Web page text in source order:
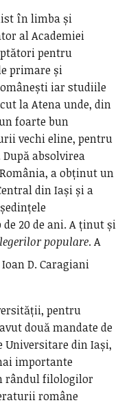
în limba și
al Academiei
pentru
primare și
iar studiile
la Atena unde, din
foarte bun
vechi eline, pentru
După absolvirea
a obținut un
din Iași și a
20 de ani. A ținut și
populare.A
pentru
două mandate de
Universitare din Iași,
importante
rândul filologilor
române